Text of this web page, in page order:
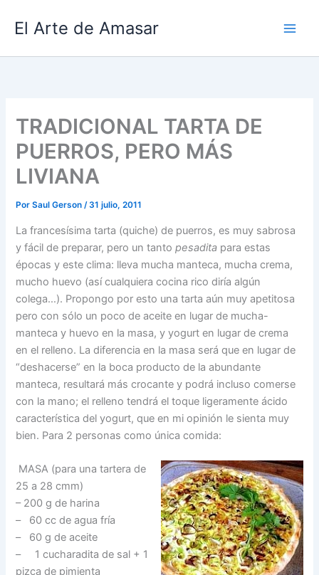
El Arte de Amasar
TRADICIONAL TARTA DE
PUERROS, PERO MÁS
LIVIANA
PorSaul Gerson/31 julio, 2011
La francesísima tarta (quiche) de puerros, es muy sabrosa
y fácil de preparar, pero un tantopesadita para estas
épocas y este clima: lleva mucha manteca, mucha crema,
mucho huevo (así cualquiera cocina rico diría algún
colega…). Propongo por esto una tarta aún muy apetitosa
pero con sólo un poco de aceite en lugar de mucha-
manteca y huevo en la masa, y yogurt en lugar de crema
en el relleno. La diferencia en la masa será que en lugar de
“deshacerse” en la boca producto de la abundante
manteca, resultará más crocante y podrá incluso comerse
con la mano; el relleno tendrá el toque ligeramente ácido
característica del yogurt, que en mi opinión le sienta muy
bien. Para 2 personas como única comida:
MASA (para una tartera de
25 a 28 cmm)
– 200 g de harina
– 60 cc de agua fría
– 60 g de aceite
– 1 cucharadita de sal + 1
pizca de pimienta